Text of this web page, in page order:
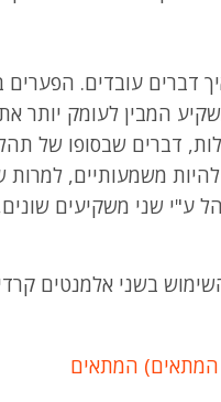
דברים עובדים. הפערים
המבין לעומק יותר
דברים שבסופו של
להיות משמעותיים,
ע"י שני משקיעים
בשני אלמנטים
המתאים) המתאים